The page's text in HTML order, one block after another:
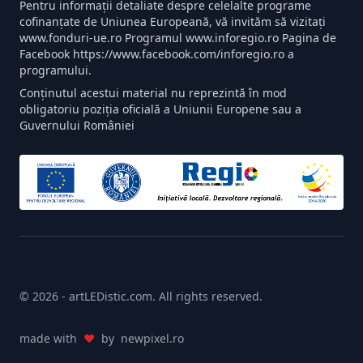
Conținut:Un semn luminos personalizat cu
numele tău de streamer sau cu un design
distinctiv te va ajuta să-ți construiești brandul și să
creezi un fundal vizual atractiv pentru live-urile
tale pe Twitch, YouTube sau alte platforme.
luminoase LED sunt concepute pentru o instalare
simplă și o utilizare intuitivă, astfel încât să te poți
bucura rapid de noul tău decor gamer.
designul creativ.
spațiul de gaming într-un univers luminos și
Pentru informații detaliate despre celelalte programe
cofinanțate de Uniunea Europeană, vă invităm să vizitați
www.fonduri-ue.ro Programul www.inforegio.ro Pagina de
Facebook https://www.facebook.com/inforegio.ro a
programului.
Conținutul acestui material nu reprezintă în mod
obligatoriu poziția oficială a Uniunii Europene sau a
Guvernului României
© 2026 - artLEDistic.com. All rights reserved.
made with ♥ by newpixel.ro